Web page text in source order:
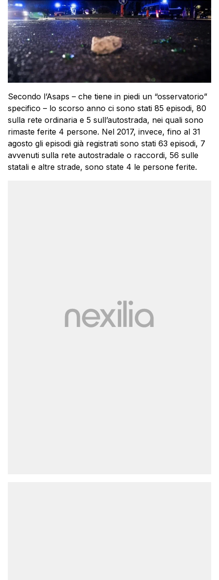
Secondo l’Asaps – che tiene in piedi un “osservatorio”
specifico – lo scorso anno ci sono stati 85 episodi, 80
sulla rete ordinaria e 5 sull’autostrada, nei quali sono
rimaste ferite 4 persone. Nel 2017, invece, fino al 31
agosto gli episodi già registrati sono stati 63 episodi, 7
avvenuti sulla rete autostradale o raccordi, 56 sulle
statali e altre strade, sono state 4 le persone ferite.